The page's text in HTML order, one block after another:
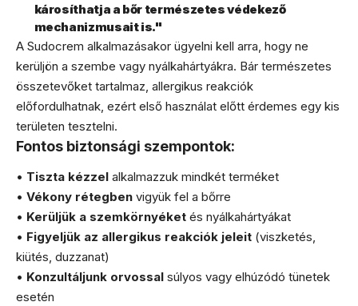
károsíthatja a bőr természetes védekező
mechanizmusait is."
A Sudocrem alkalmazásakor ügyelni kell arra, hogy ne
kerüljön a szembe vagy nyálkahártyákra. Bár természetes
összetevőket tartalmaz, allergikus reakciók
előfordulhatnak, ezért első használat előtt érdemes egy kis
területen tesztelni.
Fontos biztonsági szempontok:
• Tiszta kézzel alkalmazzuk mindkét terméket
• Vékony rétegben vigyük fel a bőrre
• Kerüljük a szemkörnyéket és nyálkahártyákat
• Figyeljük az allergikus reakciók jeleit (viszketés,
kiütés, duzzanat)
• Konzultáljunk orvossal súlyos vagy elhúzódó tünetek
esetén